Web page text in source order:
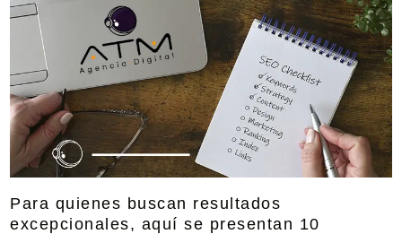
Para quienes buscan resultados
excepcionales, aquí se presentan 10